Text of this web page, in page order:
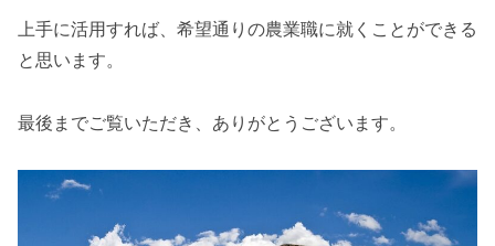
上手に活用すれば、希望通りの農業職に就くことができる
と思います。
最後までご覧いただき、ありがとうございます。